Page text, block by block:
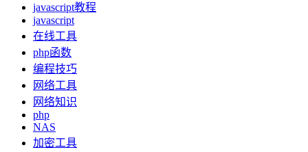
javascript教程
javascript
在线工具
php函数
编程技巧
网络工具
网络知识
php
NAS
加密工具